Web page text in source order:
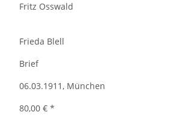
Fritz Osswald
Frieda Blell
Brief
06.03.1911, München
80,00 € *